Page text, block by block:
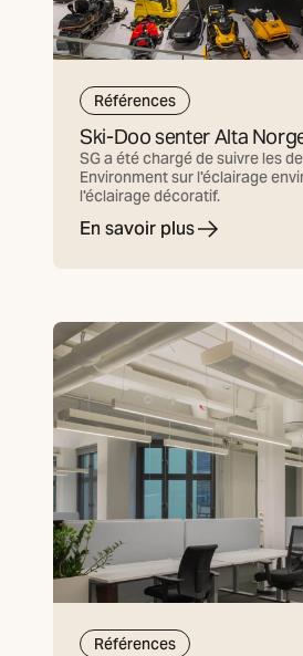
Références
Ski-Doo senter Alta
SG a été chargé de suivre les
Environment sur l'éclairage
l'éclairage décoratif.
En savoir plus
Références